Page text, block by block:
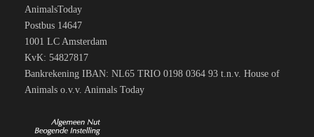
AnimalsToday
Postbus 14647
1001 LC Amsterdam
KvK: 54827817
Bankrekening IBAN: NL65 TRIO 0198 0364 93 t.n.v. House of
Animals o.v.v. Animals Today